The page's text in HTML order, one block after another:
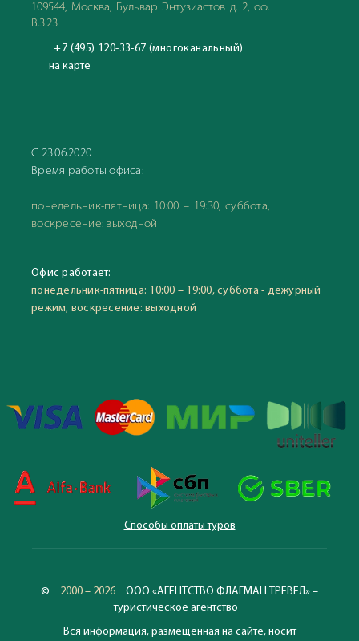
109544, Москва, Бульвар Энтузиастов д. 2, оф.
В.3.23
+7 (495) 120-33-67 (многоканальный)
на карте
С 23.06.2020
Время работы офиса:
понедельник-пятница: 10:00 – 19:30, суббота,
воскресение: выходной
Офис работает:
понедельник-пятница: 10:00 – 19:00, суббота - дежурный
режим, воскресение: выходной
Способы оплаты туров
© 2000 – 2026
ООО «АГЕНТСТВО ФЛАГМАН ТРЕВЕЛ» –
туристическое агентство
Вся информация, размещённая на сайте, носит